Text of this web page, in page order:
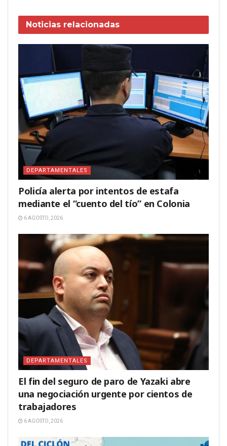
Noticias relacionadas
DEPARTAMENTALES
Policía alerta por intentos de estafa
mediante el “cuento del tío” en Colonia
6 AGOSTO, 2026
DEPARTAMENTALES
El fin del seguro de paro de Yazaki abre
una negociación urgente por cientos de
trabajadores
6 AGOSTO, 2026